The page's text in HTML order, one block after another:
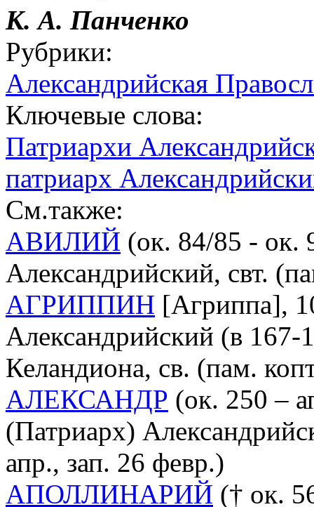
К. А. Панченко
Рубрики:
Александрийская
Ключевые слова:
Патриархи
патриарх
См.также:
АВИЛИЙ (ок. 84/85 - ок.
Александрийский, свт.
АГРИППИН [Агриппа],
Александрийский (в 167-
Келандиона, св. (пам.
АЛЕКСАНДР (ок. 250 –
(Патриарх)
апр., зап. 26 февр.)
АПОЛЛИНАРИЙ († ок.